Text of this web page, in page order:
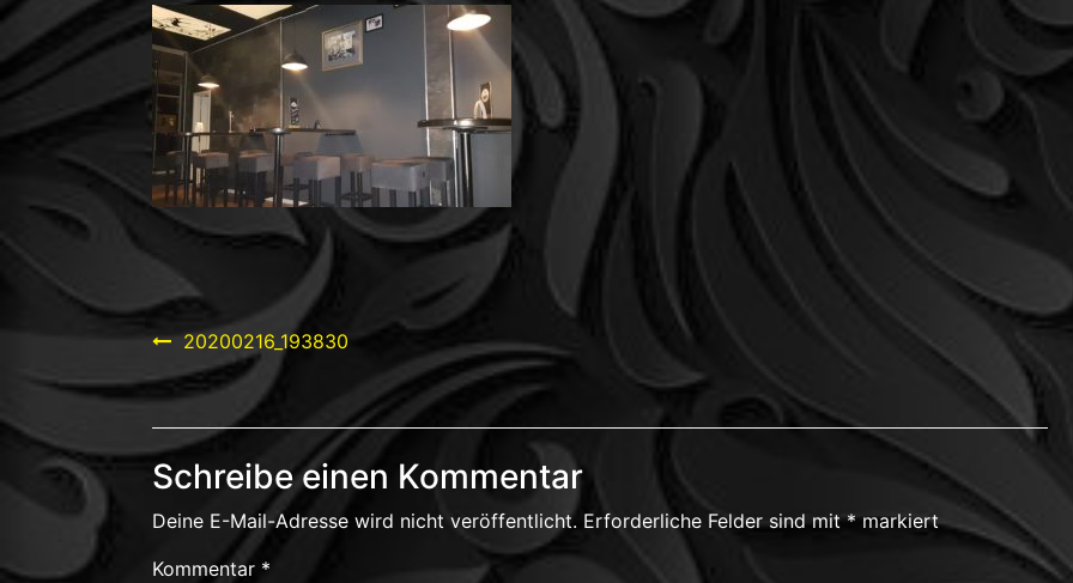
Beitragsnavigation
20200216_193830
Schreibe einen Kommentar
Deine E-Mail-Adresse wird nicht veröffentlicht. Erforderliche Felder sind mit*markiert
Kommentar *